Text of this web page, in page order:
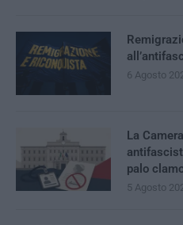
6 Agosto
La
palo
5 Agosto